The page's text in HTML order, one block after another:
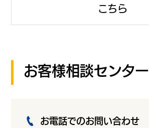
こちら
お客様相談センター
お電話でのお問い合わせ